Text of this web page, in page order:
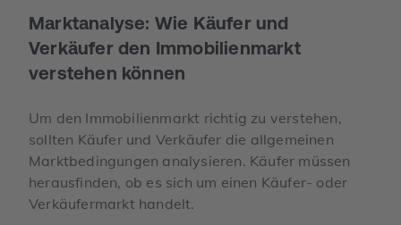
Marktanalyse: Wie Käufer und
Verkäufer den Immobilien­markt
verstehen können
Um den Immobilienmarkt richtig zu verstehen,
sollten Käufer und Verkäufer die allgemeinen
Marktbedingungen analysieren. Käufer müssen
herausfinden, ob es sich um einen Käufer- oder
Verkäufermarkt handelt.